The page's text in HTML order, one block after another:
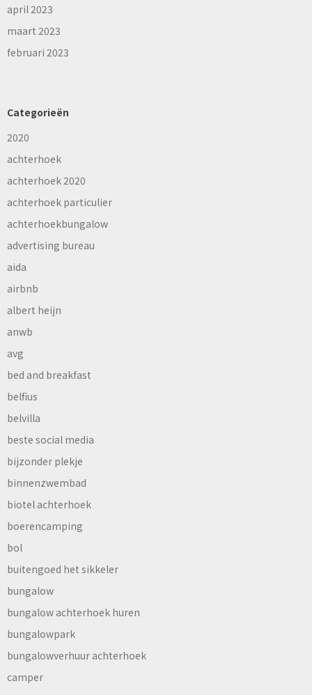
april 2023
maart 2023
februari 2023
Categorieën
2020
achterhoek
achterhoek 2020
achterhoek particulier
achterhoekbungalow
advertising bureau
aida
airbnb
albert heijn
anwb
avg
bed and breakfast
belfius
belvilla
beste social media
bijzonder plekje
binnenzwembad
biotel achterhoek
boerencamping
bol
buitengoed het sikkeler
bungalow
bungalow achterhoek huren
bungalowpark
bungalowverhuur achterhoek
camper